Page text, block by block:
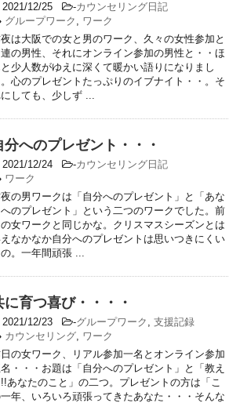
2021/12/25 -カウンセリング日記
グループワーク , ワーク
は大阪での女と男のワーク、久々の女性参加と
の男性、それにオンライン参加の男性と・・ほ
少人数がゆえに深くて暖かい語りになりまし
心のプレゼントたっぷりのイブナイト・・。そ
しても、少しず ...
分へのプレゼント・・・
2021/12/24 -カウンセリング日記
ワーク
の男ワークは「自分へのプレゼント」と「あな
のプレゼント」という二つのワークでした。前
の女ワークと同じかな。クリスマスシーズンとは
なかなか自分へのプレゼントは思いつきにくい
の。一年間頑張 ...
に育つ喜び・・・・
2021/12/23 -グループワーク , 支援記録
カウンセリング, ワーク
の女ワーク、リアル参加一名とオンライン参加
・・・お題は「自分へのプレゼント」と「教え
あなたのこと」の二つ。プレゼントの方は「こ
年、いろいろ頑張ってきたあなた・・・そんな